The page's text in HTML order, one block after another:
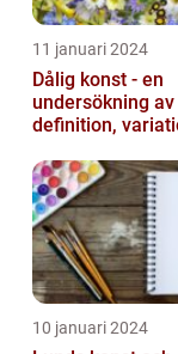
11 januari 2024
Dålig konst - en
undersökning
definition,
10 januari 2024